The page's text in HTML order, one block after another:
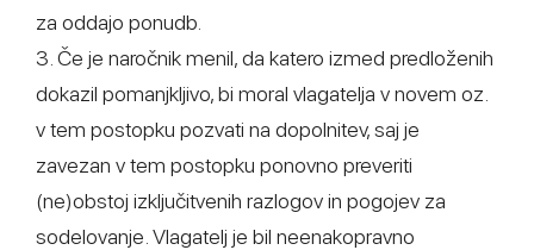
za oddajo ponudb.
3. Če je naročnik menil, da katero izmed predloženih
dokazil pomanjkljivo, bi moral vlagatelja v novem oz.
v tem postopku pozvati na dopolnitev, saj je
zavezan v tem postopku ponovno preveriti
(ne)obstoj izključitvenih razlogov in pogojev za
sodelovanje. Vlagatelj je bil neenakopravno